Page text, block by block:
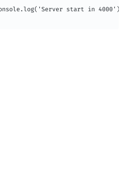
start in 4000'))